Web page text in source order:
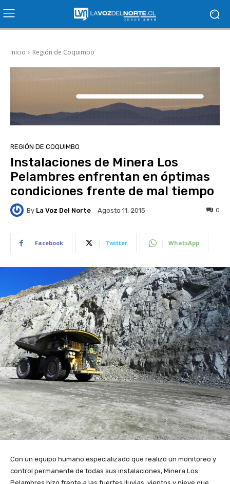
Inicio Región de Coquimbo
REGIÓN DE COQUIMBO
Instalaciones de Minera Los
Pelambres enfrentan en óptimas
condiciones frente de mal tiempo
By La Voz Del Norte Agosto 11, 2015 0
Facebook Twitter WhatsApp
Con un equipo humano especializado que realizó un monitoreo y
control permanente de todas sus instalaciones, Minera Los